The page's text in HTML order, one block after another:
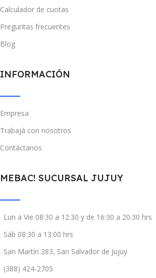
Calculador de cuotas
Preguntas frecuentes
Blog
INFORMACIÓN
Empresa
Trabajá con nosotros
Contáctanos
MEBAC! SUCURSAL JUJUY
Lun a Vie 08:30 a 12:30 y de 16:30 a 20:30 hrs
Sáb 08:30 a 13:00 hrs
San Martín 283, San Salvador de Jujuy
(388) 424-2705